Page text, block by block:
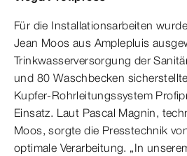
Für die Installationsarbeiten
Jean Moos aus Amplepluis
Trinkwasserversorgung der
und 80 Waschbecken
Kupfer-Rohrleitungssystem
Einsatz. Laut Pascal Magnin,
Moos, sorgte die Presstechnik
optimale Verarbeitung. „In